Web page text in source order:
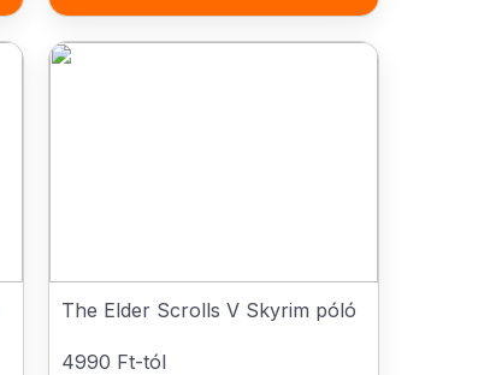
The Elder Scrolls V Skyrim póló
4990 Ft-tól